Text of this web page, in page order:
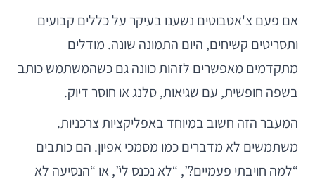
אם פעם צ'אטבוטים נשענו בעיקר על כללים קבועים
ותסריטים קשיחים, היום התמונה שונה. מודלים
מתקדמים מאפשרים לזהות כוונה גם כשהמשתמש כותב
בשפה חופשית, עם שגיאות, סלנג או חוסר דיוק.
המעבר הזה חשוב במיוחד באפליקציות צרכניות.
משתמשים לא מדברים כמו מסמכי אפיון. הם כותבים
“למה חויבתי פעמיים?”, “לא נכנס לי”, או “הנסיעה לא